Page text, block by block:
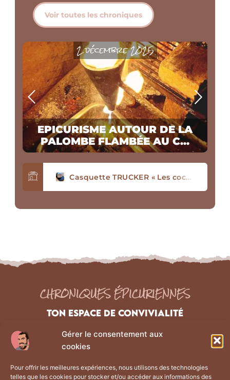
Gérer le consentement aux
cookies
Pour offrir les meilleures expériences, nous utilisons des technologies
telles que les cookies pour stocker et/ou accéder aux informations des
Voir toutes les chroniques
2 décembre 2025
EPICURISME AUTOUR DE LA
PALOMBE FLAMBÉE AU C...
T-SHIRT « Les cochons ne sont pas seulement dans les boxons »
Casquette TRUCKER « Les cochons ne sont pas seulement dans les boxons »Tablier écoresponsable « Les cochons ne sont pas seulement dans les boxons
Tablier avec poche en coton Bio « J’ai le vent en poulpe »
CHRONIQUES ÉPICURIENNES
TON ESPACE DE CONVIVIALITÉ
NAVIGATION
À propos
Liens Légaux
Politique de confidentialité